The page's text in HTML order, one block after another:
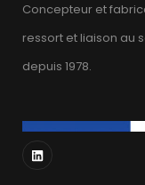
Concepteur et
ressort et liaison au
depuis 1978.